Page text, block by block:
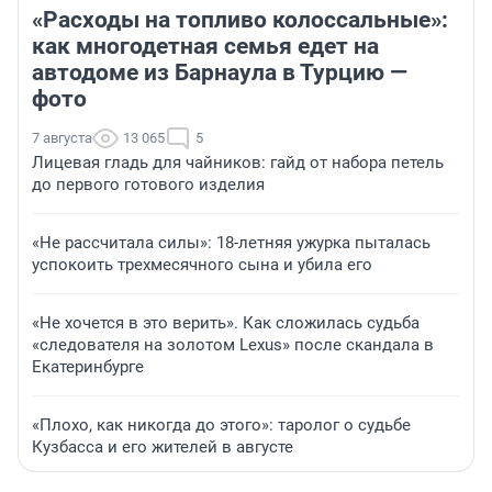
«Расходы на топливо колоссальные»:
как многодетная семья едет на
автодоме из Барнаула в Турцию —
фото
7 августа 13 065 5
Лицевая гладь для чайников: гайд от набора петель
до первого готового изделия
«Не рассчитала силы»: 18-летняя ужурка пыталась
успокоить трехмесячного сына и убила его
«Не хочется в это верить». Как сложилась судьба
«следователя на золотом Lexus» после скандала в
Екатеринбурге
«Плохо, как никогда до этого»: таролог о судьбе
Кузбасса и его жителей в августе